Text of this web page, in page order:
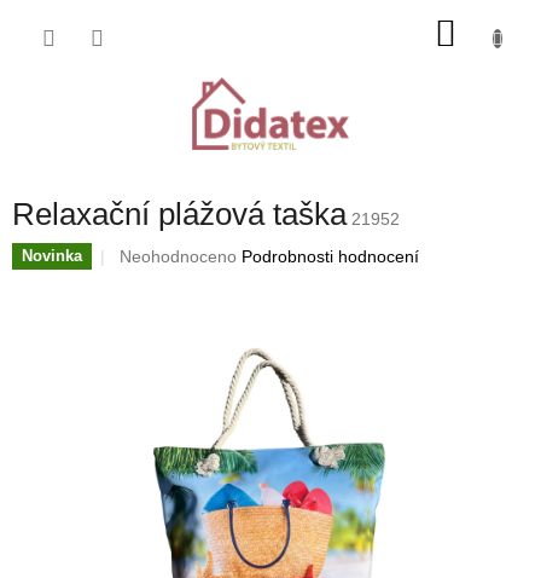
Relaxační plážová taška 21952
Novinka
Průměrné
Neohodnoceno Podrobnosti hodnocení